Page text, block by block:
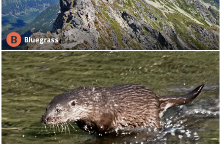
B Bluegrass